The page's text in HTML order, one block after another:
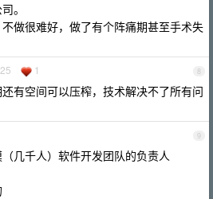
。
做很难好，做了有个阵痛期甚至手术失
8
1
有空间可以压榨，技术解决不了所有问
9
几千人）软件开发团队的负责人